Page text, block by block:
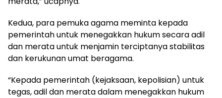
Kedua, para pemuka agama meminta kepada
pemerintah untuk menegakkan hukum secara adil
dan merata untuk menjamin terciptanya stabilitas
dan kerukunan umat beragama.
“Kepada pemerintah (kejaksaan, kepolisian) untuk
tegas, adil dan merata dalam menegakkan hukum